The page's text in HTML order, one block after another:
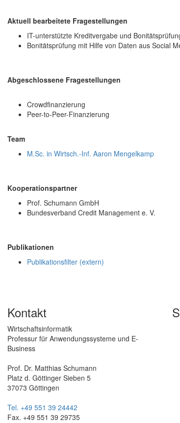
Aktuell bearbeitete Fragestellungen
IT-unterstützte Kreditvergabe und
Bonitätsprüfung mit Hilfe von Daten aus Social
Abgeschlossene Fragestellungen
Crowdfinanzierung
Peer-to-Peer-Finanzierung
Team
M.Sc. in Wirtsch.-Inf. Aaron Mengelkamp
Kooperationspartner
Prof. Schumann GmbH
Bundesverband Credit Management e. V.
Publikationen
Publikationsfilter (extern)
Kontakt
Wirtschaftsinformatik
Professur für Anwendungssysteme und E-
Business
Prof. Dr. Matthias Schumann
Platz d. Göttinger Sieben 5
37073 Göttingen
Tel. +49 551 39 24442
Fax. +49 551 39 29735